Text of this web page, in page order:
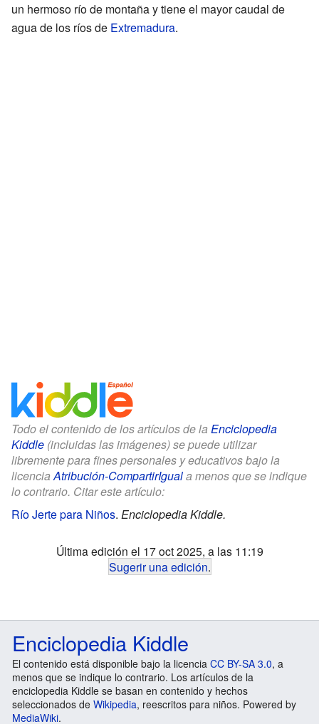
un hermoso río de montaña y tiene el mayor caudal de
agua de los ríos de Extremadura.
Todo el contenido de los artículos de la Enciclopedia
Kiddle (incluidas las imágenes) se puede utilizar
libremente para fines personales y educativos bajo la
licenciaAtribución-CompartirIguala menos que se indique
lo contrario. Citar este artículo:
Río Jerte para Niños. Enciclopedia Kiddle.
Última edición el 17 oct 2025, a las 11:19
Sugerir una edición.
Enciclopedia Kiddle
El contenido está disponible bajo la licencia CC BY-SA 3.0, a
menos que se indique lo contrario. Los artículos de la
enciclopedia Kiddle se basan en contenido y hechos
seleccionados de Wikipedia, reescritos para niños. Powered by
MediaWiki.